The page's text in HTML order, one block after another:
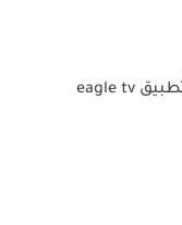
تحميل تطبيق eagle tv